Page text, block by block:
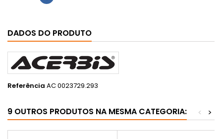
DADOS DO PRODUTO
Referência AC 0023729.293
9 OUTROS PRODUTOS NA MESMA CATEGORIA: >
<